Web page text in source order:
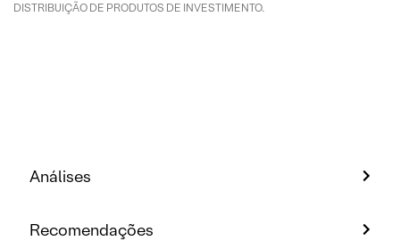
DISTRIBUIÇÃO DE PRODUTOS DE INVESTIMENTO.
Análises
Recomendações